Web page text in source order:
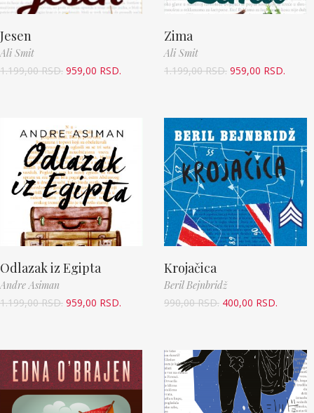
Jesen
Ali Smit
1.199,00RSD. 959,00 RSD.
Zima
Ali Smit
1.199,00RSD. 959,00 RSD.
Odlazak iz Egipta
Andre Asiman
1.199,00RSD. 959,00 RSD.
Krojačica
Beril Bejnbridž
990,00RSD. 400,00 RSD.